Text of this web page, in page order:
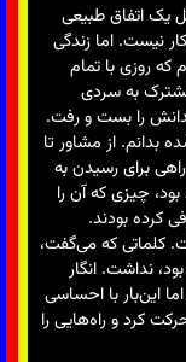
یک اتفاق طبیعی
نیست. اما زندگی
روزی با تمام
به سردی
را بست و رفت.
بدانم. از مشاور تا
برای رسیدن به
چیزی که آن را
کرده بودند.
کلماتی که می‌گفت،
نداشت. انگار
این‌بار با احساسی
کرد و راه‌هایی را